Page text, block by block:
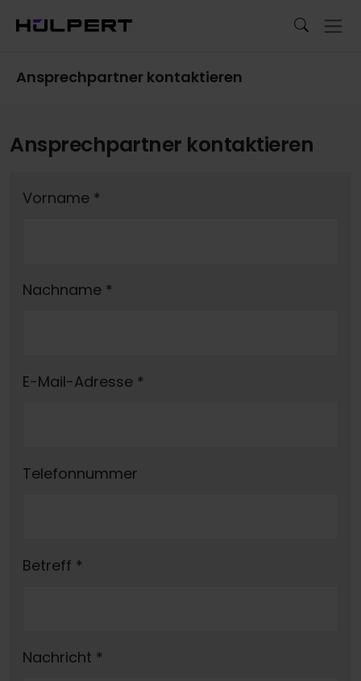
Ansprechpartner kontaktieren
Ansprechpartner kontaktieren
Vorname *
Nachname *
E-Mail-Adresse *
Telefonnummer
Betreff *
Nachricht *